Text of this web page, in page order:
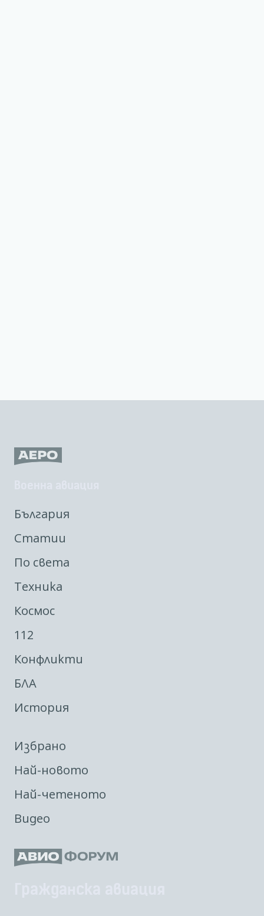
България
Статии
По света
Техника
Космос
112
Конфликти
БЛА
История
Избрано
Най-новото
Най-четеното
Видео